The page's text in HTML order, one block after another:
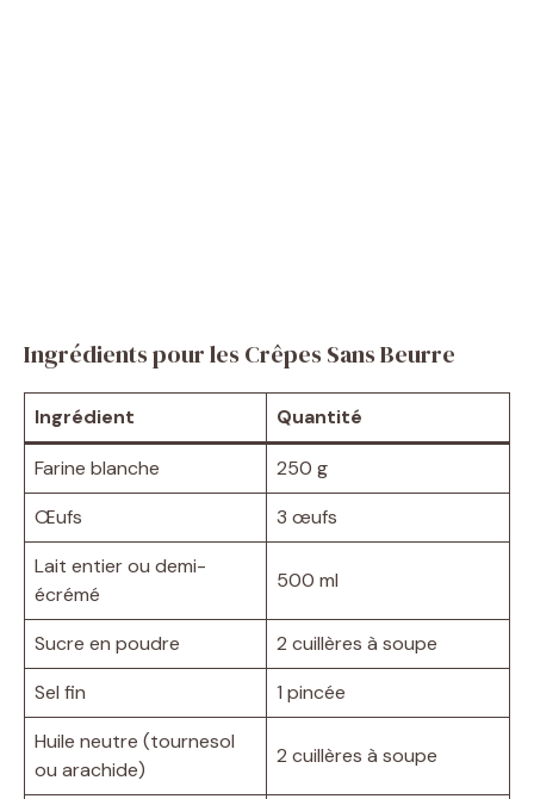
Ingrédients pour les Crêpes Sans Beurre
Ingrédient Quantité
Farine blanche
250 g
Œufs
3 œufs
Lait entier ou demi-
écrémé
500 ml
Sucre en poudre
2 cuillères à soupe
Sel fin
1 pincée
Huile neutre (tournesol
ou arachide)
2 cuillères à soupe